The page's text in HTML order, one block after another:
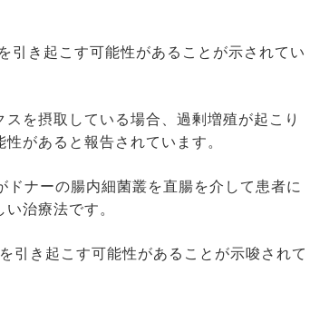
引き起こす可能性があることが示されてい
を摂取している場合、過剰増殖が起こり
があると報告されています。
ナーの腸内細菌叢を直腸を介して患者に
治療法です。
引き起こす可能性があることが示唆されて